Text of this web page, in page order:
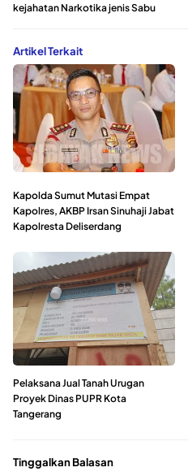
kejahatan Narkotika jenis Sabu
Artikel Terkait
Kapolda Sumut Mutasi Empat
Kapolres, AKBP Irsan Sinuhaji Jabat
Kapolresta Deliserdang
Pelaksana Jual Tanah Urugan
Proyek Dinas PUPR Kota
Tangerang
Tinggalkan Balasan